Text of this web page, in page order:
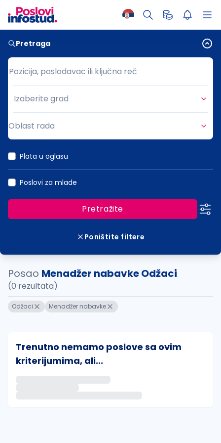
Pretraga
Pozicija, poslodavac ili ključna reč
Pozicija, poslodavac ili ključna reč
Grad
Izaberite grad
Oblast rada
Plata u oglasu
Poslovi za mlade
Pretražite
Poništite filtere
Posao Menadžer nabavke Odžaci
(0 rezultata)
Odžaci Menadžer nabavke
Trenutno nemamo poslove sa ovim
kriterijumima, ali...